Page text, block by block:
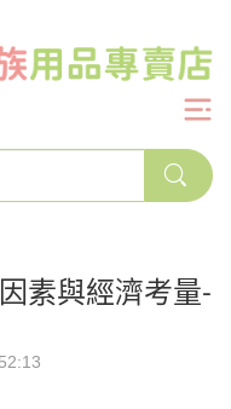
素與經濟考量-